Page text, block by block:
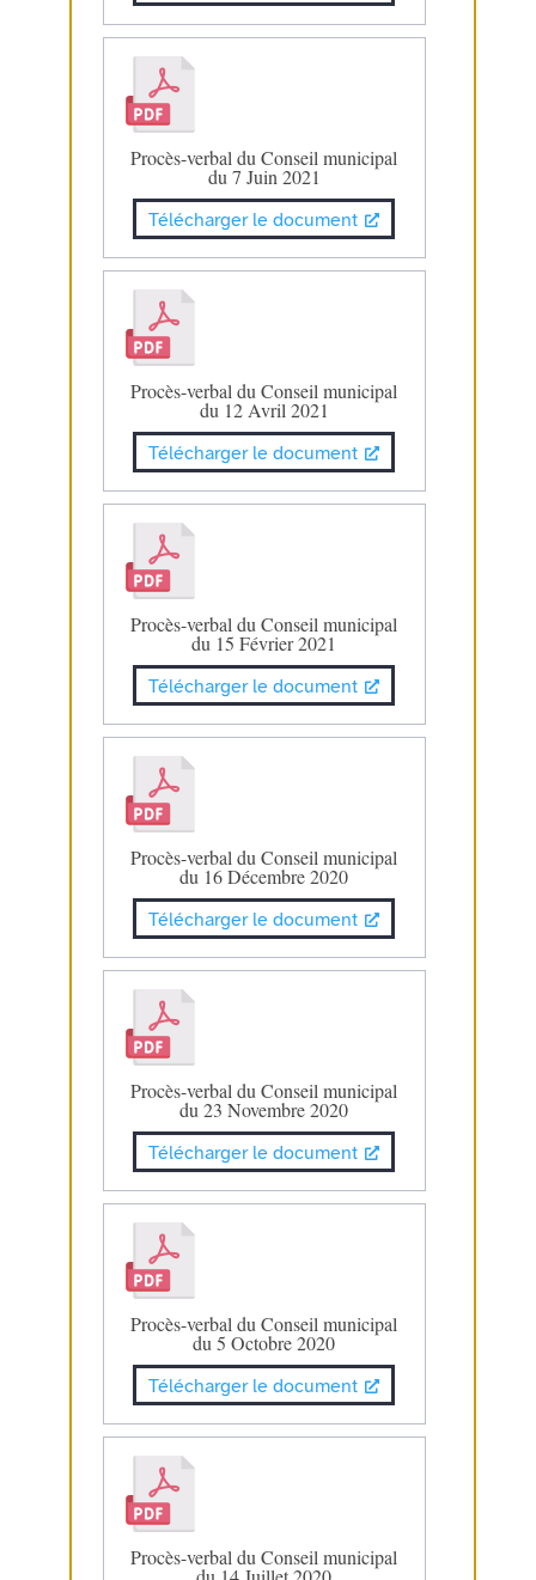
Procès-verbal du Conseil municipal
du 7 Juin 2021
Télécharger le document
Procès-verbal du Conseil municipal
du 12 Avril 2021
Télécharger le document
Procès-verbal du Conseil municipal
du 15 Février 2021
Télécharger le document
Procès-verbal du Conseil municipal
du 16 Décembre 2020
Télécharger le document
Procès-verbal du Conseil municipal
du 23 Novembre 2020
Télécharger le document
Procès-verbal du Conseil municipal
du 5 Octobre 2020
Télécharger le document
Procès-verbal du Conseil municipal